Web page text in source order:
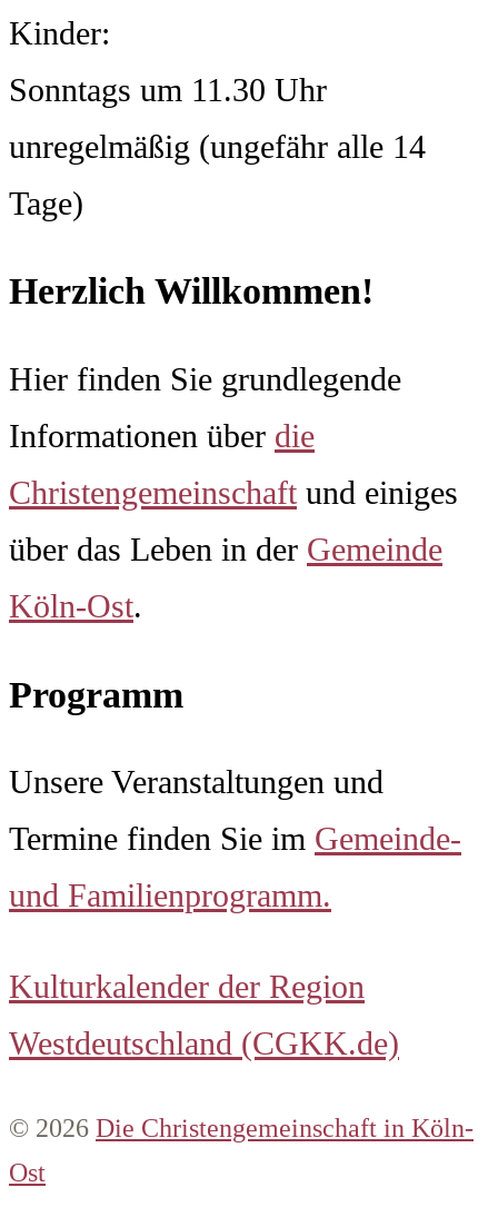
Kinder:
Sonntags um 11.30 Uhr
unregelmäßig (ungefähr alle 14
Tage)
Herzlich Willkommen!
Hier finden Sie grundlegende
Informationen über die
Christengemeinschaft und einiges
über das Leben in der Gemeinde
Köln-Ost.
Programm
Unsere Veranstaltungen und
Termine finden Sie im Gemeinde-
und Familienprogramm.
Kulturkalender der Region
Westdeutschland (CGKK.de)
© 2026 Die Christengemeinschaft in Köln-
Ost